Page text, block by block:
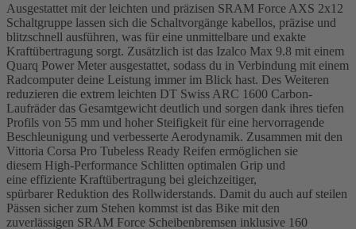
Ausgestattet mit der leichten und präzisen SRAM Force AXS 2x12
Schaltgruppe lassen sich die Schaltvorgänge kabellos, präzise und
blitzschnell ausführen, was für eine unmittelbare und exakte
Kraftübertragung sorgt. Zusätzlich ist das Izalco Max 9.8 mit einem
Quarq Power Meter ausgestattet, sodass du in Verbindung mit einem
Radcomputer deine Leistung immer im Blick hast. Des Weiteren
reduzieren die extrem leichten DT Swiss ARC 1600 Carbon-
Laufräder das Gesamtgewicht deutlich und sorgen dank ihres tiefen
Profils von 55 mm und hoher Steifigkeit für eine hervorragende
Beschleunigung und verbesserte Aerodynamik. Zusammen mit den
Vittoria Corsa Pro Tubeless Ready Reifen ermöglichen sie
diesem High-Performance Schlitten optimalen Grip und
eine effiziente Kraftübertragung bei gleichzeitiger,
spürbarer Reduktion des Rollwiderstands. Damit du auch auf steilen
Pässen sicher zum Stehen kommst ist das Bike mit den
zuverlässigen SRAM Force Scheibenbremsen inklusive 160